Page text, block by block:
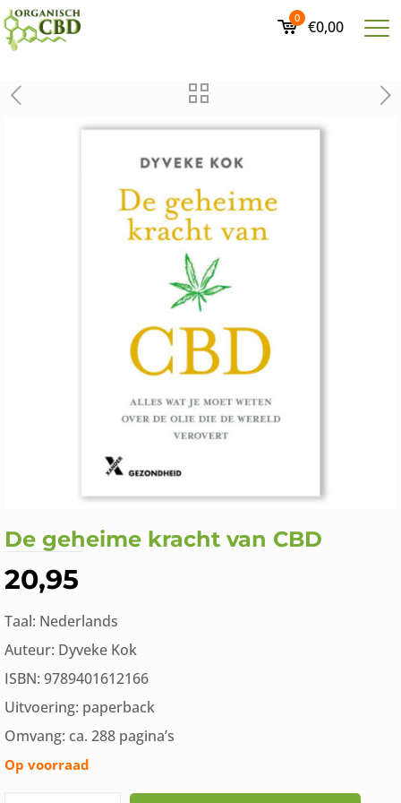
0 €0,00
De geheime kracht van CBD
20,95
Taal: Nederlands
Auteur: Dyveke Kok
ISBN: 9789401612166
Uitvoering: paperback
Omvang: ca. 288 pagina’s
Op voorraad